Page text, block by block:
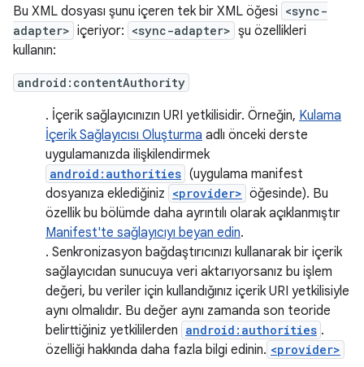
Bu XML dosyası şunu içeren tek bir XML öğesi <sync-
adapter> içeriyor: <sync-adapter> şu özellikleri
kullanın:
android:contentAuthority
. İçerik sağlayıcınızın URI yetkilisidir. Örneğin, Kulama
İçerik Sağlayıcısı Oluşturma adlı önceki derste
uygulamanızda ilişkilendirmek
android:authorities (uygulama manifest
dosyanıza eklediğiniz <provider> öğesinde). Bu
özellik bu bölümde daha ayrıntılı olarak açıklanmıştır
Manifest'te sağlayıcıyı beyan edin.
. Senkronizasyon bağdaştırıcınızı kullanarak bir içerik
sağlayıcıdan sunucuya veri aktarıyorsanız bu işlem
değeri, bu veriler için kullandığınız içerik URI yetkilisiyle
aynı olmalıdır. Bu değer aynı zamanda son teoride
belirttiğiniz yetkililerden android:authorities .
özelliği hakkında daha fazla bilgi edinin. <provider>